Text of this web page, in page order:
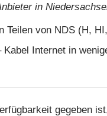
in
Teilen von NDS (H,
Kabel Internet in
gegeben